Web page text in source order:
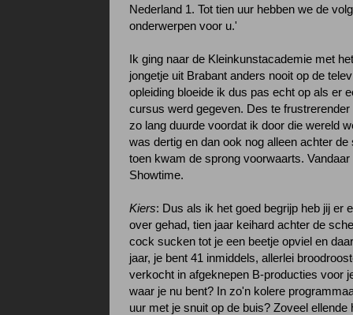
Nederland 1. Tot tien uur hebben we de
onderwerpen voor u.'
Ik ging naar de Kleinkunstacademie met
jongetje uit Brabant anders nooit op de
opleiding bloeide ik dus pas echt op als er
cursus werd gegeven. Des te frustrerender
zo lang duurde voordat ik door die wereld
was dertig en dan ook nog alleen achter
toen kwam de sprong voorwaarts. Vandaar
Showtime.
Kiers: Dus als ik het goed begrijp heb jij er
over gehad, tien jaar keihard achter de
cock sucken tot je een beetje opviel en
jaar, je bent 41 inmiddels, allerlei
verkocht in afgeknepen B-producties voor
waar je nu bent? In zo'n kolere
uur met je snuit op de buis? Zoveel ellende